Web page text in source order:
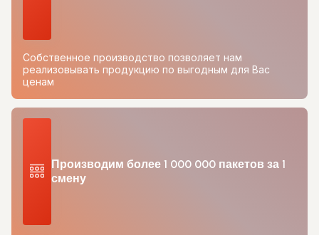
Собственное производство позволяет нам
реализовывать продукцию по выгодным для Вас
ценам
Производим более 1 000 000 пакетов за 1
смену